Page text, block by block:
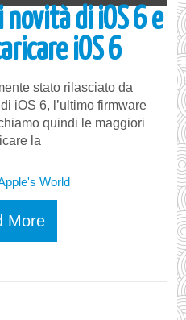
novità di iOS 6 e
iOS 6
stato rilasciato da
iOS 6, l’ultimo firmware
quindi le maggiori
la
World
More